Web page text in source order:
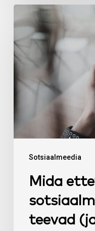
Sotsiaalmeedia
ettevõtted
sotsiaalmeedias
valesti
ekspert
neid
vigu
Mida
teevad